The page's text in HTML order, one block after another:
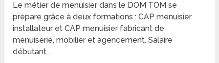
Le métier de menuisier dans le DOM TOM se
prépare grâce à deux formations : CAP menuisier
installateur et CAP menuisier fabricant de
menuiserie, mobilier et agencement. Salaire
débutant …